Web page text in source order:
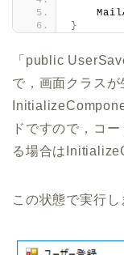
}
「public
で，画面クラスが
ドですので，コ
る場合は
この状態で実行し